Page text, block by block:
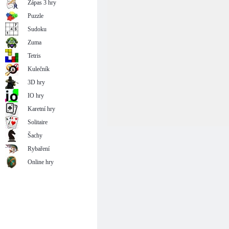
Zápas 3 hry
Puzzle
Sudoku
Zuma
Tetris
Kulečník
3D hry
IO hry
Karetní hry
Solitaire
Šachy
Rybaření
Online hry